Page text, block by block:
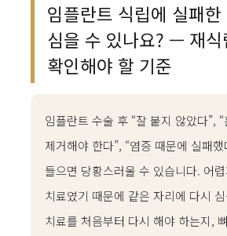
임플란트 식립에 실패한
심을 수 있나요? — 재식
확인해야 할 기준
임플란트 수술 후 “잘 붙지 않았다”,
제거해야 한다”, “염증 때문에 실패
들으면 당황스러울 수 있습니다. 어
치료였기 때문에 같은 자리에 다시
치료를 처음부터 다시 해야 하는지,